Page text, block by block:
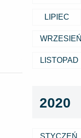
LIPIEC
WRZESIEŃ
LISTOPAD
2020
STYCZEŃ